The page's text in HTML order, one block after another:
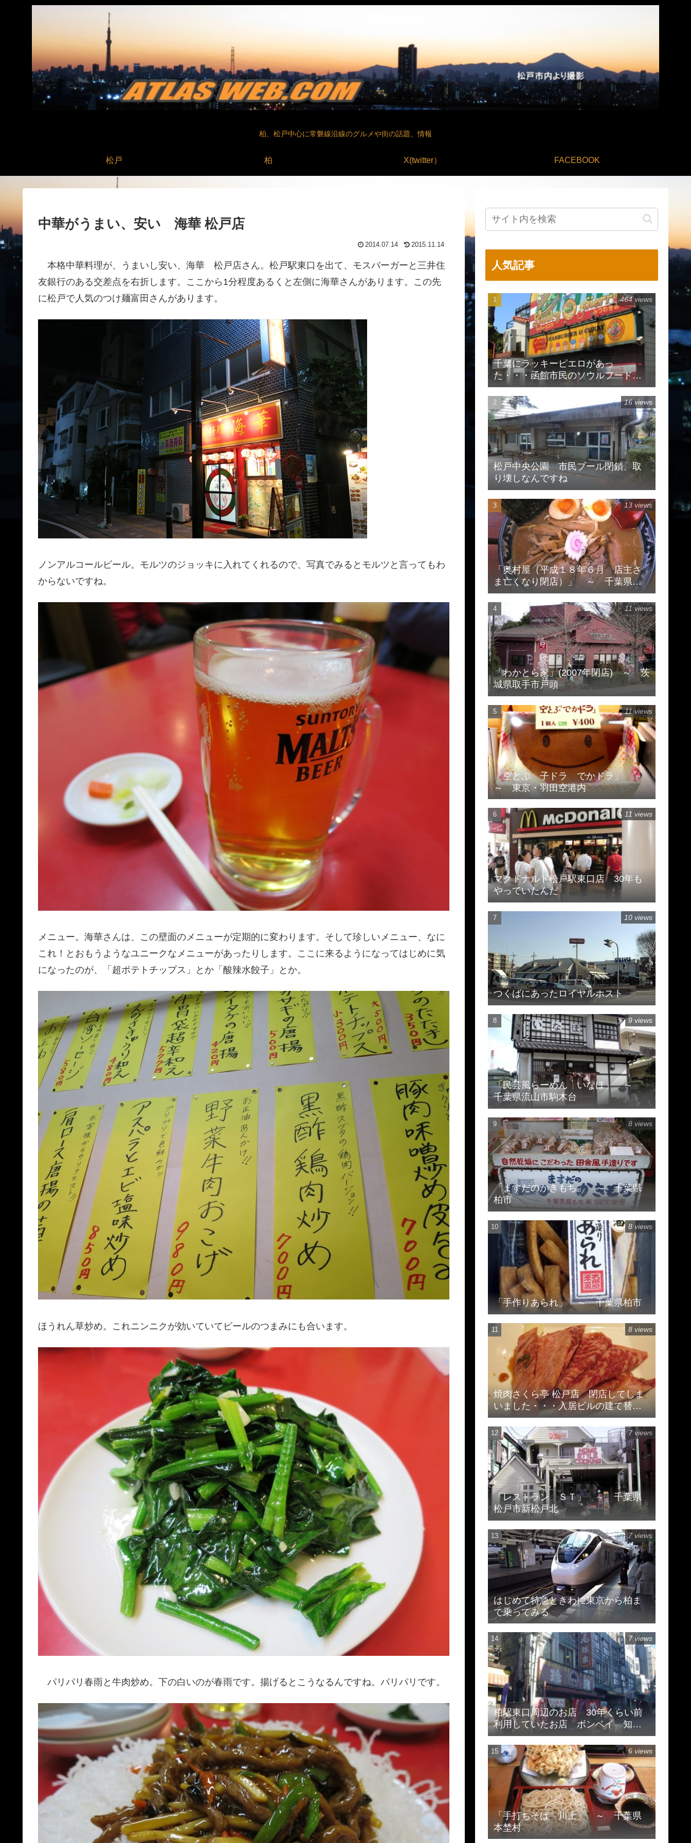
柏、松戸中心に常磐線沿線のグルメや街の話題、情報
松戸 柏 X(twitter） FACEBOOK
中華がうまい、安い 海華 松戸店
2014.07.14 2015.11.14
本格中華料理が、うまいし安い、海華 松戸店さん。松戸駅東口を出て、モスバーガーと三井住
友銀行のある交差点を右折します。ここから1分程度あるくと左側に海華さんがあります。この先
に松戸で人気のつけ麺富田さんがあります。
ノンアルコールビール。モルツのジョッキに入れてくれるので、写真でみるとモルツと言ってもわ
からないですね。
メニュー。海華さんは、この壁面のメニューが定期的に変わります。そして珍しいメニュー、なに
これ！とおもうようなユニークなメニューがあったりします。ここに来るようになってはじめに気
になったのが、「超ポテトチップス」とか「酸辣水餃子」とか。
ほうれん草炒め。これニンニクが効いていてビールのつまみにも合います。
パリパリ春雨と牛肉炒め。下の白いのが春雨です。揚げるとこうなるんですね。パリパリです。
人気記事
千葉にラッキーピエロがあっ
た・・・函館市民のソウルフードで
有名
464 views
松戸中央公園 市民プール閉鎖、取
り壊しなんですね
16 views
「奥村屋（平成１８年６月 店主さ
ま亡くなり閉店）」 ～ 千葉県柏
市豊住
13 views
「わかとら家」(2007年閉店) ～ 茨
城県取手市戸頭
11 views
「空とぶ 子ドラ でかドラ」
～ 東京・羽田空港内
11 views
マクドナルド松戸駅東口店 30年も
やっていたんだ
11 views
つくばにあったロイヤルホスト
10 views
「民芸風らーめん いなほ」 ～
千葉県流山市駒木台
9 views
「ますだのかきもち」 ～ 千葉県
柏市
8 views
「手作りあられ」 ～ 千葉県柏市
8 views
焼肉さくら亭 松戸店 閉店してしま
いました・・・入居ビルの建て替え
のため
8 views
「レストラン ＳＴ」 ～ 千葉県
松戸市新松戸北
7 views
はじめて特急ときわに東京から柏ま
で乗ってみる
7 views
柏駅東口周辺のお店 30年くらい前
利用していたお店 ボンベイ 知味
斎 珍来
7 views
「手打ちそば 川上」 ～ 千葉県
本埜村
6 views